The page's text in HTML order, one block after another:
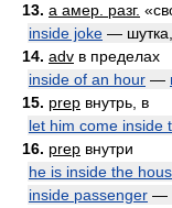
13. a амер. разг.
inside joke — шутка,
14. adv в пределах
inside of an hour —
15. prep внутрь, в
let him come inside
16. prep внутри
he is inside the
inside passenger —